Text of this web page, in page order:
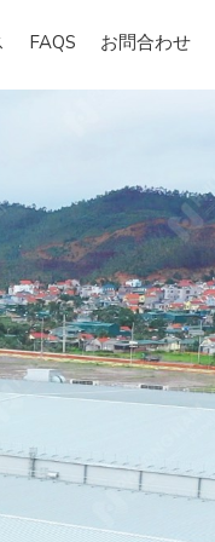
FAQS お問合わせ